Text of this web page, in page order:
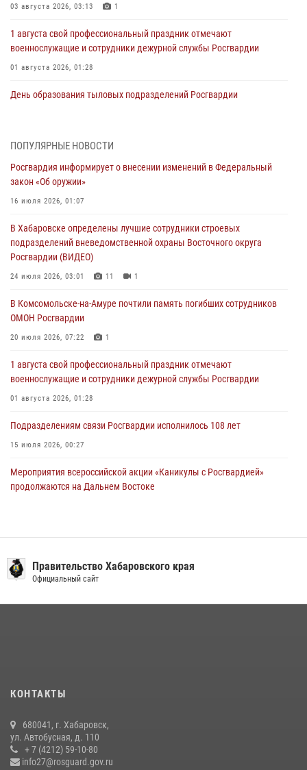
03 августа 2026, 03:13 1
1 августа свой профессиональный праздник отмечают
военнослужащие и сотрудники дежурной службы Росгвардии
01 августа 2026, 01:28
День образования тыловых подразделений Росгвардии
В Управлении Росгвардии по Хабаровскому краю состоялось
избирательного права
31 июля 2026, 03:26
женщине, потерявшей сознание во время массового мероприятия
29 июля 2026, 23:24
В Хабаровске продолжается акция «Каникулы с Росгвардией»
За прошедшую неделю в Хабаровском крае росгвардейцы провели
свыше 120 проверок условий хранения оружия
ПОПУЛЯРНЫЕ НОВОСТИ
Росгвардия информирует о внесении изменений в Федеральный
закон «Об оружии»
16 июля 2026, 01:07
В Хабаровске определены лучшие сотрудники строевых
подразделений вневедомственной охраны Восточного округа
Росгвардии (ВИДЕО)
24 июля 2026, 03:01 11 1
В Комсомольске-на-Амуре почтили память погибших сотрудников
ОМОН Росгвардии
20 июля 2026, 07:22 1
1 августа свой профессиональный праздник отмечают
военнослужащие и сотрудники дежурной службы Росгвардии
01 августа 2026, 01:28
Подразделениям связи Росгвардии исполнилось 108 лет
15 июля 2026, 00:27
Мероприятия всероссийской акции «Каникулы с Росгвардией»
продолжаются на Дальнем Востоке
15 июля 2026, 05:05
В Хабаровске военный оркестр Росгвардии принял участие в
праздновании Дня Военно-морского флота России
27 июля 2026, 01:42 4
Правительство Хабаровского края
Официальный сайт
КОНТАКТЫ
680041, г. Хабаровск,
ул. Автобусная, д. 110
+ 7 (4212) 59-10-80
info27@rosguard.gov.ru